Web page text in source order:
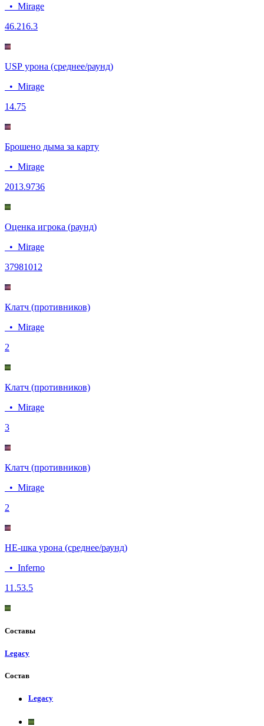
• Mirage
46.216.3
USP урона (среднее/раунд)
• Mirage
14.75
Брошено дыма за карту
• Mirage
2013.9736
Оценка игрока (раунд)
• Mirage
37981012
Клатч (противников)
• Mirage
2
Клатч (противников)
• Mirage
3
Клатч (противников)
• Mirage
2
HE-шка урона (среднее/раунд)
• Inferno
11.53.5
Составы
Legacy
Состав
Legacy